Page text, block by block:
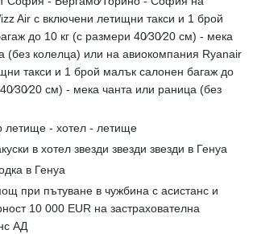
Air с включени летищни такси и 1 брой
до 10 кг (с размери 40∕30∕20 см) - мека
(без колелца) или на авиокомпания Ryanair
такси и 1 брой малък салонен багаж до
см) - мека чанта или раница (без
летище - хотел - летище
в хотел звезди звезди звезди в Генуа
в Генуа
при пътуване в чужбина с асистанс и
10 000 EUR на застрахователна
АД